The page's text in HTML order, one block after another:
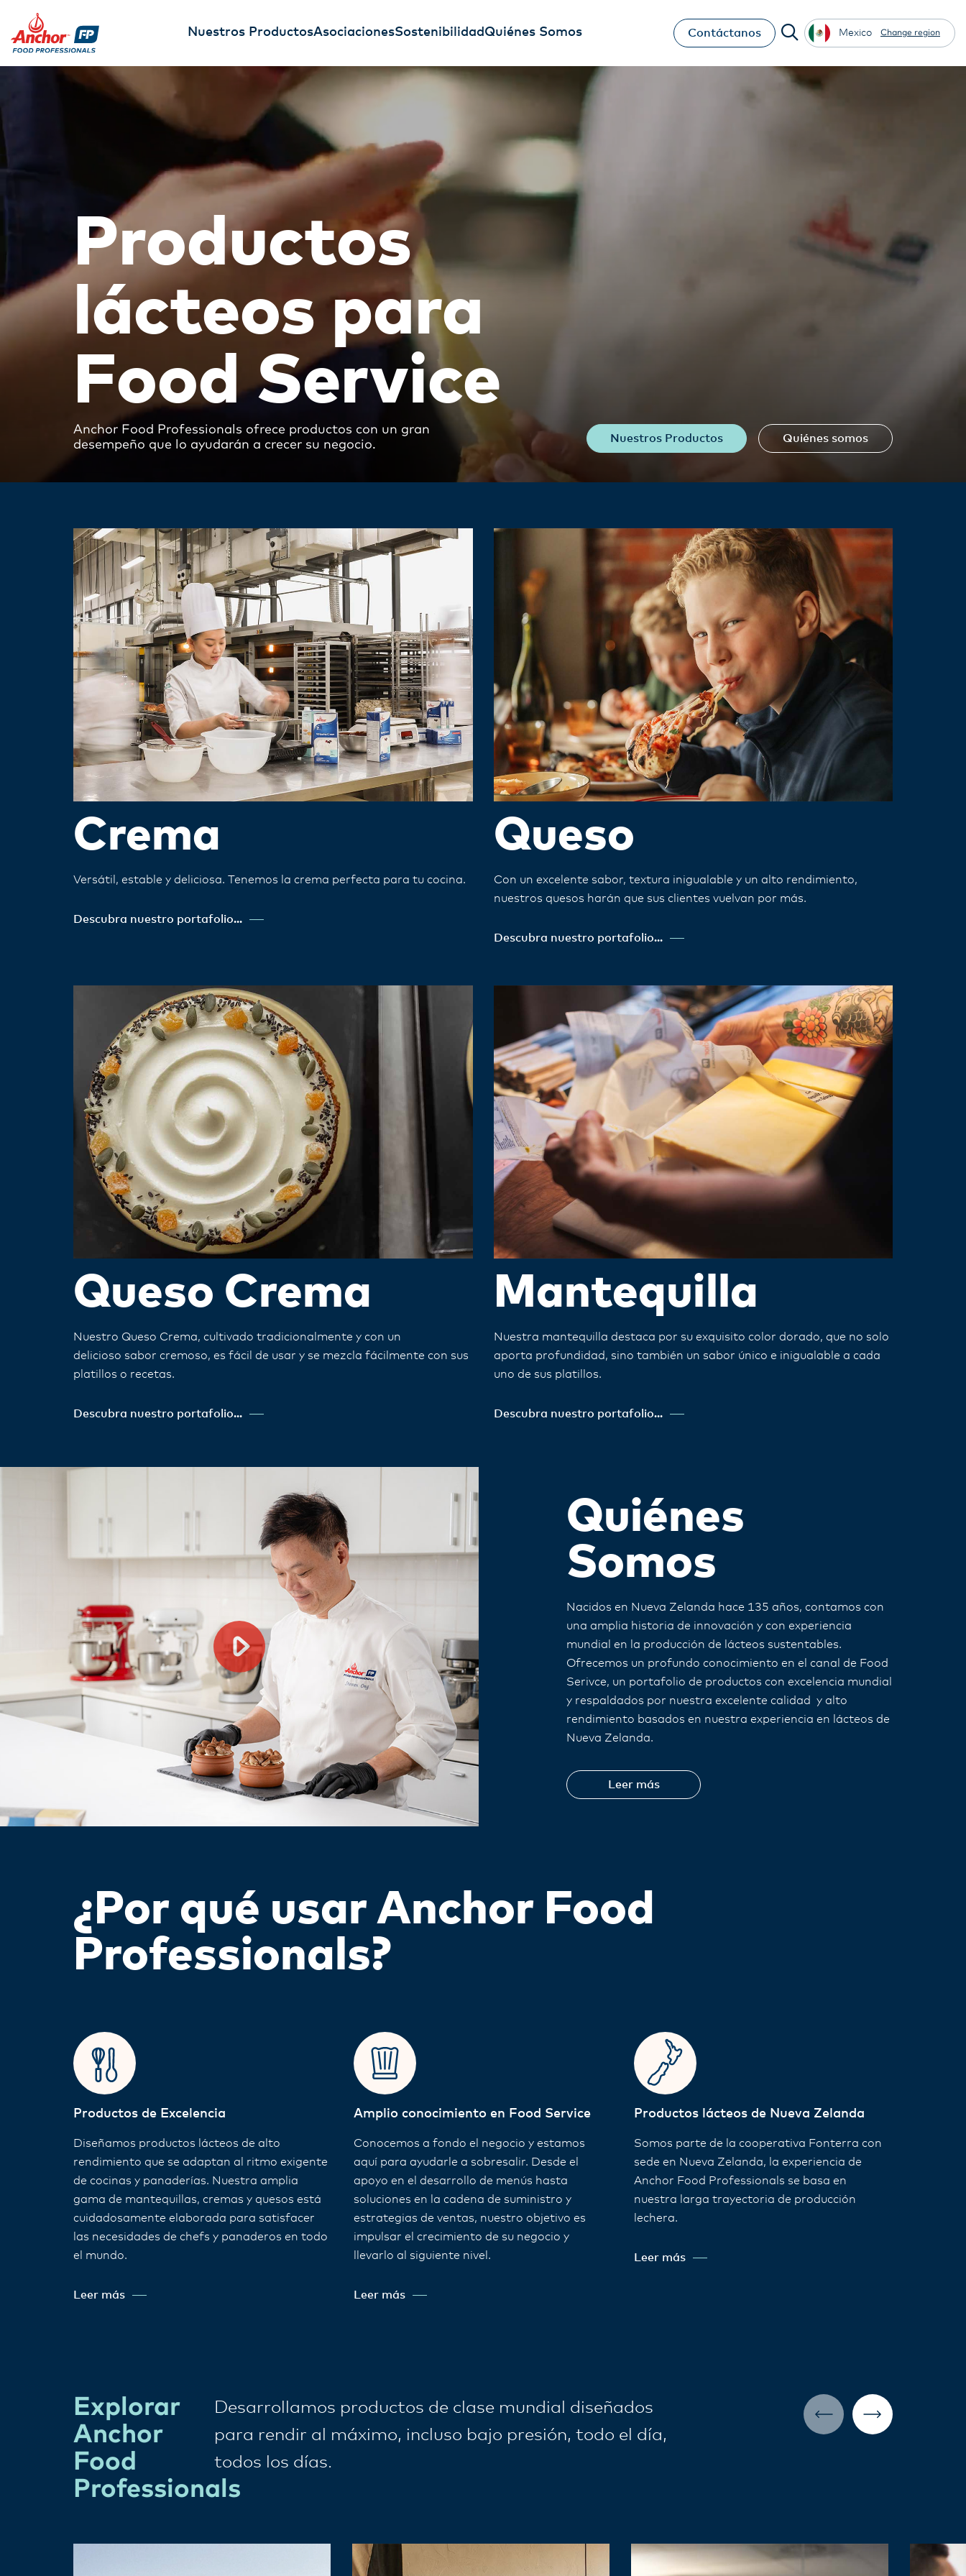
Nuestros ProductosAsociacionesSostenibilidad Quiénes Somos Contáctanos Mexico Change region
Productos
lácteos para
Food Service
Anchor Food Professionals ofrece productos con un gran
desempeño que lo ayudarán a crecer su negocio.
Nuestros Productos Quiénes somos
Crema
Versátil, estable y deliciosa. Tenemos la crema perfecta para tu cocina. ​
Descubra nuestro portafolio...
Queso
Con un excelente sabor, textura inigualable y un alto rendimiento,
nuestros quesos harán que sus clientes vuelvan por más.
Descubra nuestro portafolio...
Queso Crema
Nuestro Queso Crema, cultivado tradicionalmente y con un
delicioso sabor cremoso, es fácil de usar y se mezcla fácilmente con sus
platillos o recetas.
Descubra nuestro portafolio...
Mantequilla
Nuestra mantequilla destaca por su exquisito color dorado, que no solo
aporta profundidad, sino también un sabor único e inigualable a cada
uno de sus platillos.
Descubra nuestro portafolio...
Quiénes
Somos
Nacidos en Nueva Zelanda hace 135 años, contamos con
una amplia historia de innovación y con experiencia
mundial en la producción de lácteos sustentables​.
Ofrecemos un profundo conocimiento en el canal de Food
Serivce, un portafolio de productos con excelencia mundial
y respaldados por nuestra excelente calidad y alto
rendimiento basados ​​en nuestra experiencia en lácteos de
Nueva Zelanda.
Leer más
¿Por qué usar Anchor Food
Professionals?
Productos de Excelencia
Diseñamos productos lácteos de alto
rendimiento que se adaptan al ritmo exigente
de cocinas y panaderías. Nuestra amplia
gama de mantequillas, cremas y quesos está
cuidadosamente elaborada para satisfacer
las necesidades de chefs y panaderos en todo
el mundo.
Leer más
Amplio conocimiento en Food Service
Conocemos a fondo el negocio y estamos
aquí para ayudarle a sobresalir. Desde el
apoyo en el desarrollo de menús hasta
soluciones en la cadena de suministro y
estrategias de ventas, nuestro objetivo es
impulsar el crecimiento de su negocio y
llevarlo al siguiente nivel.
Leer más
Productos lácteos de Nueva Zelanda
Somos parte de la cooperativa Fonterra con
sede en Nueva Zelanda, la experiencia de
Anchor Food Professionals se basa en
nuestra larga trayectoria de producción
lechera.
Leer más
Explorar
Anchor
Food
Professionals
Desarrollamos productos de clase mundial diseñados
para rendir al máximo, incluso bajo presión, todo el día,
todos los días.